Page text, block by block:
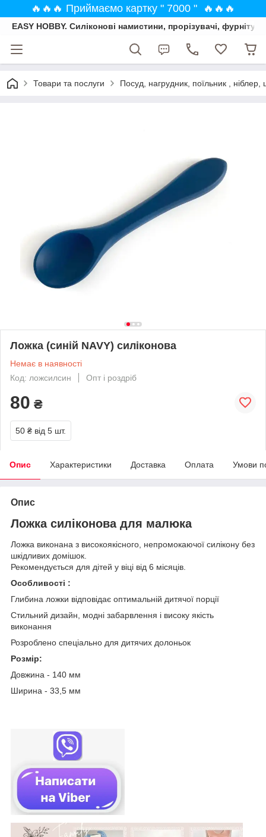
🔥🔥🔥 Приймаємо картку " 7000 " 🔥🔥🔥
EASY HOBBY. Силіконові намистини, прорізувачі,
Товари та послуги Посуд, нагрудник, поїльник , ніблер,
Ложка (синій NAVY) силіконова
Немає в наявності
Код: ложсилсин
Опт і роздріб
80 ₴
50 ₴ від 5 шт.
Опис Характеристики Доставка Оплата Умови
Опис
Ложка силіконова для малюка
Ложка виконана з високоякісного, непромокаючої силікону без
шкідливих домішок.
Рекомендується для дітей у віці від 6 місяців.
Особливості :
Глибина ложки відповідає оптимальній дитячої порції
Стильний дизайн, модні забарвлення і високу якість
виконання
Розроблено спеціально для дитячих долоньок
Розмір:
Довжина - 140 мм
Ширина - 33,5 мм